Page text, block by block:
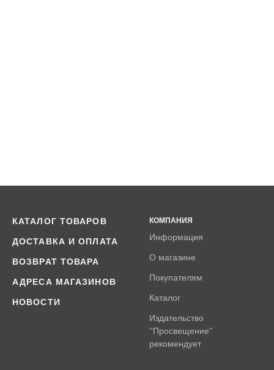
КАТАЛОГ ТОВАРОВ
ДОСТАВКА И ОПЛАТА
ВОЗВРАТ ТОВАРА
АДРЕСА МАГАЗИНОВ
НОВОСТИ
КОМПАНИЯ
Информация
О магазине
Покупателям
Каталог
Издательство
''Просвещение''
рекомендует